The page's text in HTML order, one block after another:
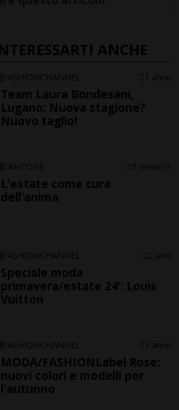
ANCHE
FASHIONCHANNEL 1 anno
Team Laura Bondesani,
Lugano: Nuova stagione?
Nuovo taglio!
CANTONE 1 mese 1
L'estate come cura
dell'anima
FASHIONCHANNEL 2 anni
Speciale moda
primavera/estate 24’: Louis
Vuitton
FASHIONCHANNEL 1 anno
MODA/FASHIONLabel Rose:
nuovi colori e modelli per
l'autunno